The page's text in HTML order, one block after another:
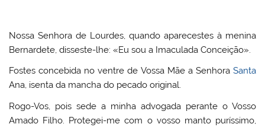
Nossa Senhora de Lourdes, quando aparecestes à menina
Bernardete, disseste-lhe: «Eu sou a Imaculada Conceição».
Fostes concebida no ventre de Vossa Mãe a Senhora Santa
Ana, isenta da mancha do pecado original.
Rogo-Vos, pois sede a minha advogada perante o Vosso
Amado Filho. Protegei-me com o vosso manto puríssimo,